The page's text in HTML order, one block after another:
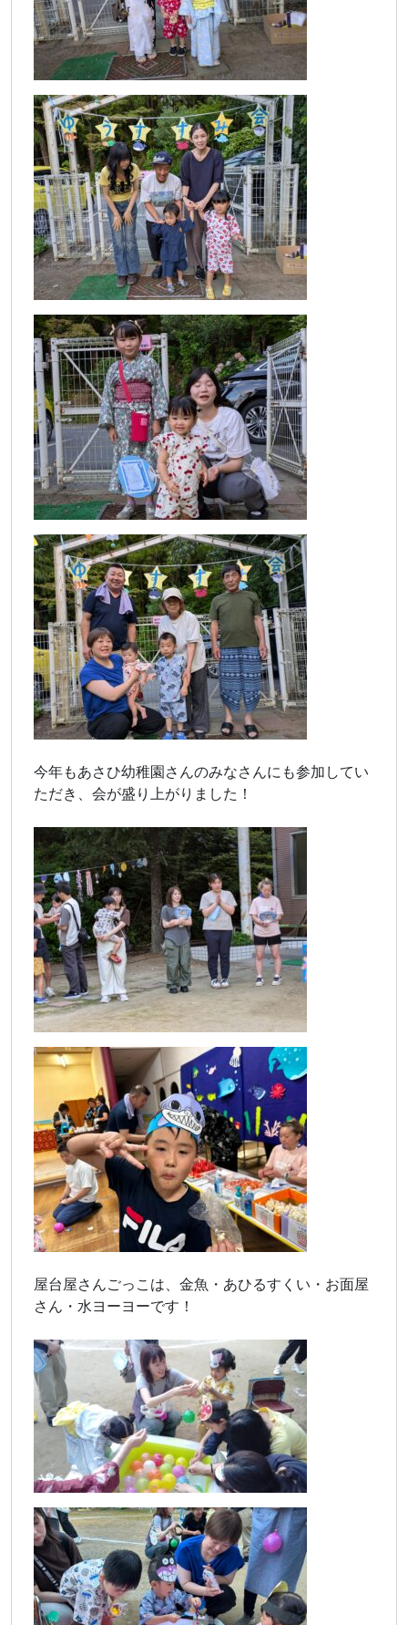
今年もあさひ幼稚園さんのみなさんにも参加してい
ただき、会が盛り上がりました！
屋台屋さんごっこは、金魚・あひるすくい・お面屋
さん・水ヨーヨーです！